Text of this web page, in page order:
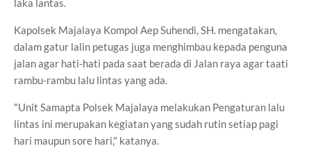
laka lantas.
Kapolsek Majalaya Kompol Aep Suhendi, SH. mengatakan,
dalam gatur lalin petugas juga menghimbau kepada penguna
jalan agar hati-hati pada saat berada di Jalan raya agar taati
rambu-rambu lalu lintas yang ada.
"Unit Samapta Polsek Majalaya melakukan Pengaturan lalu
lintas ini merupakan kegiatan yang sudah rutin setiap pagi
hari maupun sore hari," katanya.